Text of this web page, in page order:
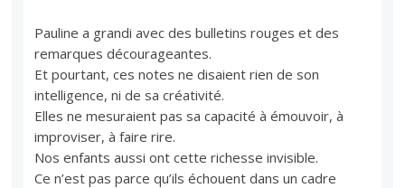
Pauline a grandi avec des bulletins rouges et des
remarques décourageantes.
Et pourtant, ces notes ne disaient rien de son
intelligence, ni de sa créativité.
Elles ne mesuraient pas sa capacité à émouvoir, à
improviser, à faire rire.
Nos enfants aussi ont cette richesse invisible.
Ce n’est pas parce qu’ils échouent dans un cadre